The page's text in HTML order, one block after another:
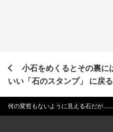
小石をめくるとその裏
いい「石のスタンプ」 に戻る
何の変哲もないように見える石だが